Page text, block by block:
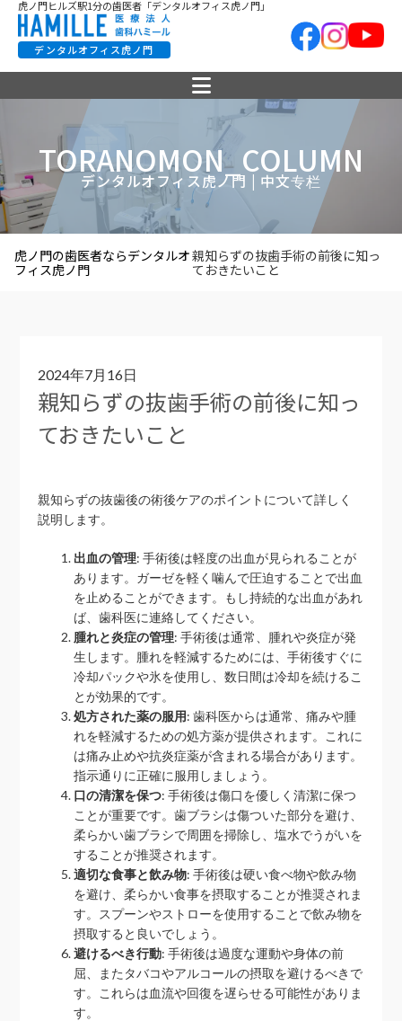
虎ノ門ヒルズ駅1分の歯医者「デンタルオフィス虎ノ門」
デンタルオフィス虎ノ門
TORANOMON_COLUMN
デンタルオフィス虎ノ門 | 中文专栏
虎ノ門の歯医者ならデンタルオ
フィス虎ノ門
親知らずの抜歯手術の前後に知っ
ておきたいこと
2024年7月16日
親知らずの抜歯手術の前後に知っ
ておきたいこと
親知らずの抜歯後の術後ケアのポイントについて詳しく
説明します。
出血の管理: 手術後は軽度の出血が見られることが
あります。ガーゼを軽く噛んで圧迫することで出血
を止めることができます。もし持続的な出血があれ
ば、歯科医に連絡してください。
腫れと炎症の管理: 手術後は通常、腫れや炎症が発
生します。腫れを軽減するためには、手術後すぐに
冷却パックや氷を使用し、数日間は冷却を続けるこ
とが効果的です。
処方された薬の服用: 歯科医からは通常、痛みや腫
れを軽減するための処方薬が提供されます。これに
は痛み止めや抗炎症薬が含まれる場合があります。
指示通りに正確に服用しましょう。
口の清潔を保つ: 手術後は傷口を優しく清潔に保つ
ことが重要です。歯ブラシは傷ついた部分を避け、
柔らかい歯ブラシで周囲を掃除し、塩水でうがいを
することが推奨されます。
適切な食事と飲み物: 手術後は硬い食べ物や飲み物
を避け、柔らかい食事を摂取することが推奨されま
す。スプーンやストローを使用することで飲み物を
摂取すると良いでしょう。
避けるべき行動: 手術後は過度な運動や身体の前
屈、またタバコやアルコールの摂取を避けるべきで
す。これらは血流や回復を遅らせる可能性がありま
す。